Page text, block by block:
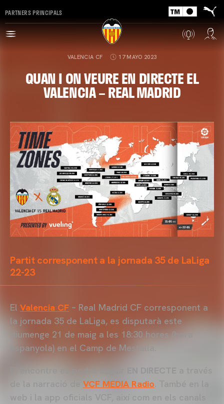
PARTNERS PRINCIPALS
VALENCIA CF 17 MAYO 2023
QUAN I ON VEURE EN DIRECTE EL
VALENCIA – REAL MADRID
Partit corresponent a la jornada 35 de LaLiga
22-23
El Valencia CF – Real Madrid CF corresponent a
la jornada 35 de LaLiga, es disputarà este
diumenge 21 de maig a les 18:30 hores (hora
espanyola) en el Camp de Mestalla.
El encontre es podrà seguir
VCF MEDIA Radio